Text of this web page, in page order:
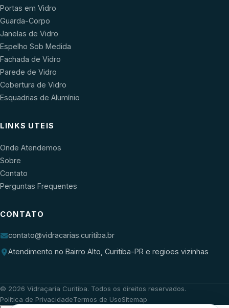
Portas em Vidro
Guarda-Corpo
Janelas de Vidro
Espelho Sob Medida
Fachada de Vidro
Parede de Vidro
Cobertura de Vidro
Esquadrias de Alumínio
LINKS UTEIS
Onde Atendemos
Sobre
Contato
Perguntas Frequentes
CONTATO
contato@vidracarias.curitiba.br
Atendimento no Bairro Alto, Curitiba-PR e regioes vizinhas
© 2026 Vidraçaria Curitiba. Todos os direitos reservados.
Politica de PrivacidadeTermos de UsoSitemap